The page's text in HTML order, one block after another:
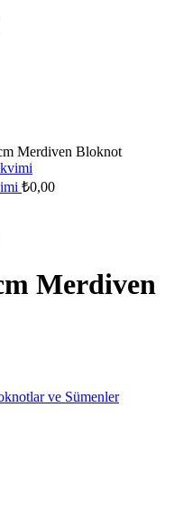
Merdiven Bloknot
₺0,00
Merdiven
ve Sümenler